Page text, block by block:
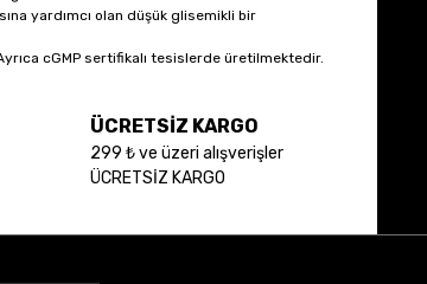
yardımcı olan düşük glisemikli bir
cGMP sertifikalı tesislerde üretilmektedir.
ÜCRETSİZ KARGO
299 ₺ ve üzeri alışverişler
ÜCRETSİZ KARGO